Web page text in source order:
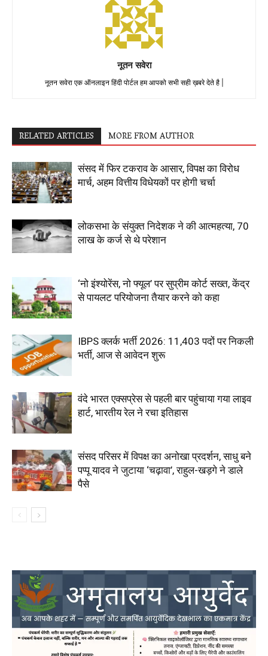
नूतन सवेरा
नूतन सवेरा एक ऑनलाइन हिंदी पोर्टल हम आपको सभी सही ख़बरे देते है |
RELATED ARTICLES MORE FROM AUTHOR
संसद में फिर टकराव के आसार, विपक्ष का विरोध
मार्च, अहम वित्तीय विधेयकों पर होगी चर्चा
लोकसभा के संयुक्त निदेशक ने की आत्महत्या, 70
लाख के कर्ज से थे परेशान
‘नो इंश्योरेंस, नो फ्यूल’ पर सुप्रीम कोर्ट सख्त, केंद्र
से पायलट परियोजना तैयार करने को कहा
IBPS क्लर्क भर्ती 2026: 11,403 पदों पर निकली
भर्ती, आज से आवेदन शुरू
वंदे भारत एक्सप्रेस से पहली बार पहुंचाया गया लाइव
हार्ट, भारतीय रेल ने रचा इतिहास
संसद परिसर में विपक्ष का अनोखा प्रदर्शन, साधु बने
पप्पू यादव ने जुटाया ‘चढ़ावा’, राहुल-खड़गे ने डाले
पैसे